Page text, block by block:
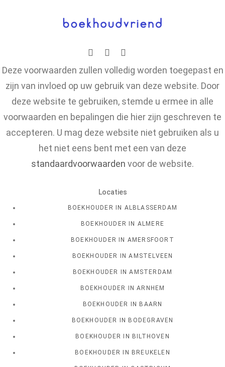
Deze voorwaarden zullen volledig worden toegepast en
zijn van invloed op uw gebruik van deze website. Door
deze website te gebruiken, stemde u ermee in alle
voorwaarden en bepalingen die hier zijn geschreven te
accepteren. U mag deze website niet gebruiken als u
het niet eens bent met een van deze
standaardvoorwaarden voor de website.
Locaties
BOEKHOUDER IN ALBLASSERDAM
BOEKHOUDER IN ALMERE
BOEKHOUDER IN AMERSFOORT
BOEKHOUDER IN AMSTELVEEN
BOEKHOUDER IN AMSTERDAM
BOEKHOUDER IN ARNHEM
BOEKHOUDER IN BAARN
BOEKHOUDER IN BODEGRAVEN
BOEKHOUDER IN BILTHOVEN
BOEKHOUDER IN BREUKELEN